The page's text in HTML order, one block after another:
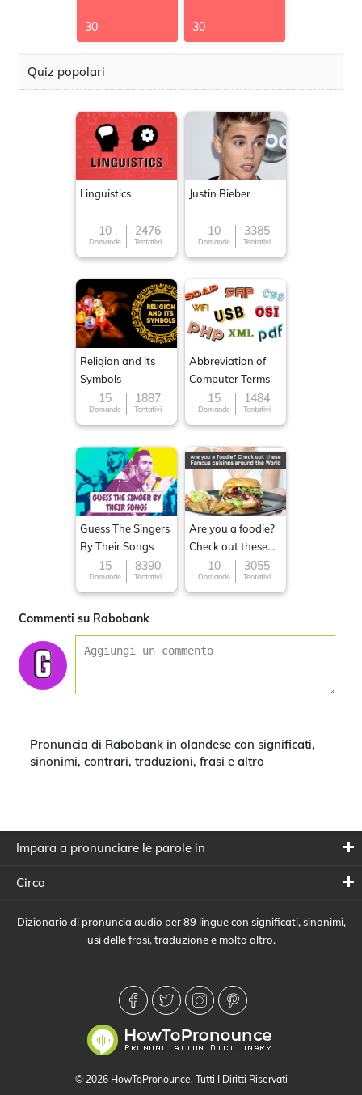
30 30
Quiz popolari
Linguistics
10
Domande
2476
Tentativi
Justin Bieber
10
Domande
3385
Tentativi
Religion and its
Symbols
15
Domande
1887
Tentativi
Abbreviation of
Computer Terms
15
Domande
1484
Tentativi
Guess The Singers
By Their Songs
15
Domande
8390
Tentativi
Are you a foodie?
Check out these
Famous cuisines
around the World
10
Domande
3055
Tentativi
Commenti su Rabobank
Pronuncia di Rabobank in olandese con significati,
sinonimi, contrari, traduzioni, frasi e altro
Impara a pronunciare le parole in
Circa
Dizionario di pronuncia audio per 89 lingue con significati, sinonimi,
usi delle frasi, traduzione e molto altro.
© 2026 HowToPronounce. Tutti I Diritti Riservati